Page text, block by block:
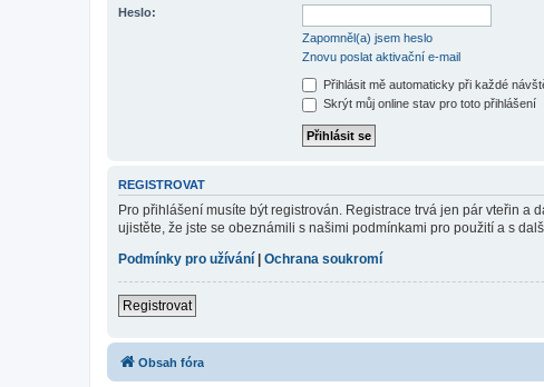
Heslo:
Zapomněl(a) jsem heslo
Znovu poslat aktivační e-mail
Přihlásit mě automaticky při každé
Skrýt můj online stav pro toto přihlášení
REGISTROVAT
Pro přihlášení musíte být registrován. Registrace trvá jen pár vteřin a
ujistěte, že jste se obeznámili s našimi podmínkami pro použití a s
Podmínky pro užívání
Ochrana soukromí
Registrovat
Obsah fóra